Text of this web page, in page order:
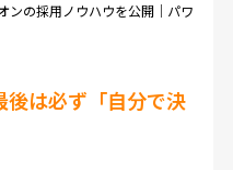
ンの採用ノウハウを公開｜パワ
後は必ず「自分で決